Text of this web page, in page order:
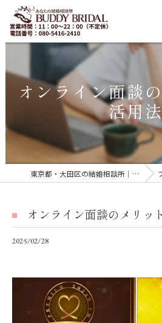
オンライン面談
活用
東京都・大田区の結婚相談所｜再婚・20代30代の婚活なら「BUDDY BRIDAL 東京」 ブ
オンライン面談のメリッ
2025/02/28